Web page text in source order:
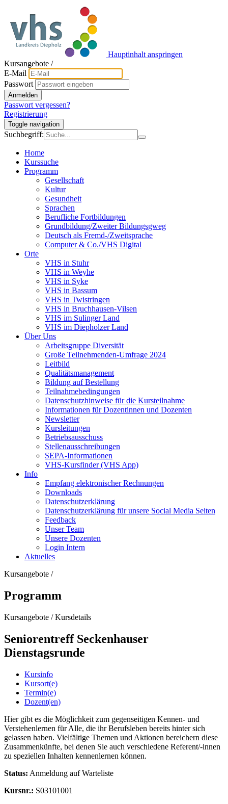
Hauptinhalt anspringen
Kursangebote /
E-Mail
Passwort
Anmelden
Passwort vergessen?
Registrierung
Toggle navigation
Suchbegriff:
Home
Kurssuche
Programm
Gesellschaft
Kultur
Gesundheit
Sprachen
Berufliche Fortbildungen
Grundbildung/Zweiter Bildungsgweg
Deutsch als Fremd-/Zweitsprache
Computer & Co./VHS Digital
Orte
VHS in Stuhr
VHS in Weyhe
VHS in Syke
VHS in Bassum
VHS in Twistringen
VHS in Bruchhausen-Vilsen
VHS im Sulinger Land
VHS im Diepholzer Land
Über Uns
Arbeitsgruppe Diversität
Große Teilnehmenden-Umfrage 2024
Leitbild
Qualitätsmanagement
Bildung auf Bestellung
Teilnahmebedingungen
Datenschutzhinweise für die Kursteilnahme
Informationen für Dozentinnen und Dozenten
Newsletter
Kursleitungen
Betriebsausschuss
Stellenausschreibungen
SEPA-Informationen
VHS-Kursfinder (VHS App)
Info
Empfang elektronischer Rechnungen
Downloads
Datenschutzerklärung
Datenschutzerklärung für unsere Social Media Seiten
Feedback
Unser Team
Unsere Dozenten
Login Intern
Aktuelles
Kursangebote /
Programm
Kursangebote /Kursdetails
Seniorentreff Seckenhauser
Dienstagsrunde
Kursinfo
Kursort(e)
Termin(e)
Dozent(en)
Hier gibt es die Möglichkeit zum gegenseitigen Kennen- und
Verstehenlernen für Alle, die ihr Berufsleben bereits hinter sich
gelassen haben. Vielfältige Themen und Aktionen bereichern diese
Zusammenkünfte, bei denen Sie auch verschiedene Referent/-innen
zu speziellen Inhalten kennenlernen können.
Status: Anmeldung auf Warteliste
Kursnr.: S03101001